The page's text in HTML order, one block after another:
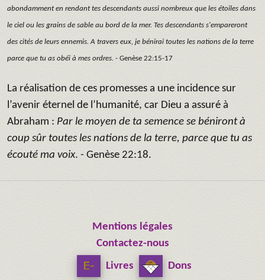
abondamment en rendant tes descendants aussi nombreux que les étoiles dans
le ciel ou les grains de sable au bord de la mer. Tes descendants s'empareront
des cités de leurs ennemis. A travers eux, je bénirai toutes les nations de la terre
parce que tu as obéi à mes ordres. - Genèse 22:15-17
La réalisation de ces promesses a une incidence sur
l’avenir éternel de l’humanité, car Dieu a assuré à
Abraham : Par le moyen de ta semence se béniront à
coup sûr toutes les nations de la terre, parce que tu as
écouté ma voix. - Genèse 22:18.
Mentions légales
Contactez-nous
Livres
Dons